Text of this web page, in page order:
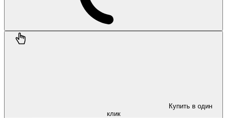
Купить в один
клик